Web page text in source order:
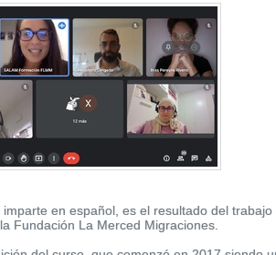
en español, es el resultado del
Fundación La Merced Migraciones.